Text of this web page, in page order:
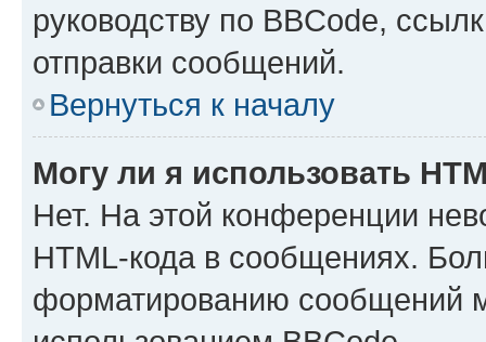
руководству по BBCode,
отправки сообщений.
Вернуться к началу
Могу ли я использовать
Нет. На этой конференции
HTML-кода в сообщениях.
форматированию сообщений